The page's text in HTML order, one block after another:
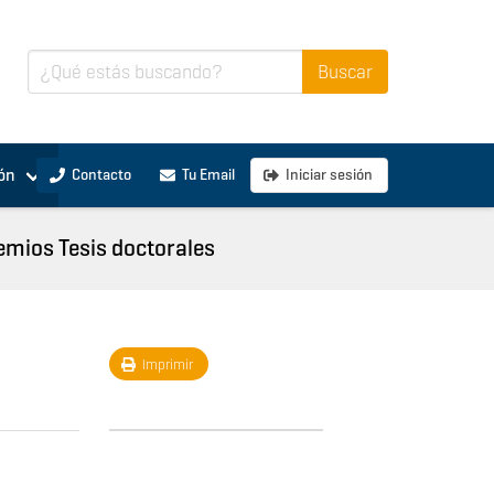
Contacto Tu Email Iniciar sesión
Tesis doctorales
Imprimir